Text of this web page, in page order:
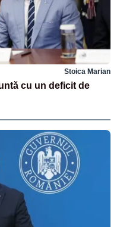
Stoica Marian
cu un deficit de